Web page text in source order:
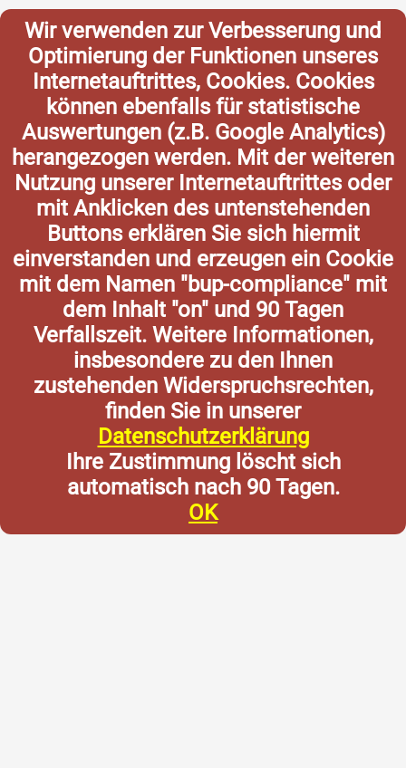
Wir verwenden zur Verbesserung und
Optimierung der Funktionen unseres
Internetauftrittes, Cookies. Cookies
können ebenfalls für statistische
Auswertungen (z.B. Google Analytics)
herangezogen werden. Mit der weiteren
Nutzung unserer Internetauftrittes oder
mit Anklicken des untenstehenden
Buttons erklären Sie sich hiermit
einverstanden und erzeugen ein Cookie
mit dem Namen "bup-compliance" mit
dem Inhalt "on" und 90 Tagen
Verfallszeit. Weitere Informationen,
insbesondere zu den Ihnen
zustehenden Widerspruchsrechten,
finden Sie in unserer
Datenschutzerklärung
Ihre Zustimmung löscht sich
automatisch nach 90 Tagen.
OK